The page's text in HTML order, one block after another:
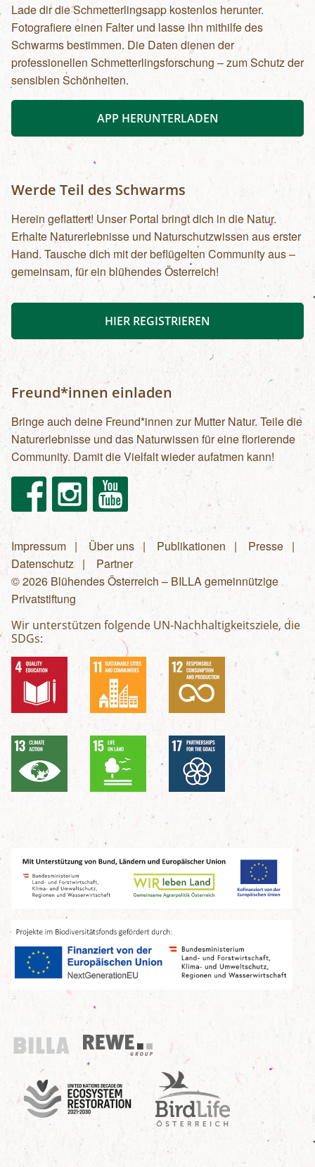
Lade dir die Schmetterlingsapp kostenlos herunter.
Fotografiere einen Falter und lasse ihn mithilfe des
Schwarms bestimmen. Die Daten dienen der
professionellen Schmetterlingsforschung – zum Schutz der
sensiblen Schönheiten.
APP HERUNTERLADEN
Werde Teil des Schwarms
Herein geflattert! Unser Portal bringt dich in die Natur.
Erhalte Naturerlebnisse und Naturschutzwissen aus erster
Hand. Tausche dich mit der beflügelten Community aus –
gemeinsam, für ein blühendes Österreich!
HIER REGISTRIEREN
Freund*innen einladen
Bringe auch deine Freund*innen zur Mutter Natur. Teile die
Naturerlebnisse und das Naturwissen für eine florierende
Community. Damit die Vielfalt wieder aufatmen kann!
FacebookInstagram Youtube
Fußzeilenmenü
Impressum Über uns Publikationen
Presse
Datenschutz
Partner
© 2026 Blühendes Österreich – BILLA gemeinnützige
Privatstiftung
Wir unterstützen folgende UN-Nachhaltigkeitsziele, die
SDGs:
Billa
REWE Group
UN Decade
Birdlife